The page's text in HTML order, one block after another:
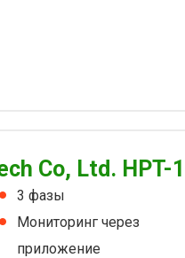
Co, Ltd. HPT-
3 фазы
Мониторинг через
приложение